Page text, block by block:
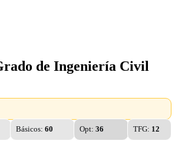
de Ingeniería Civil
Básicos: 60 Opt: 36 TFG: 12